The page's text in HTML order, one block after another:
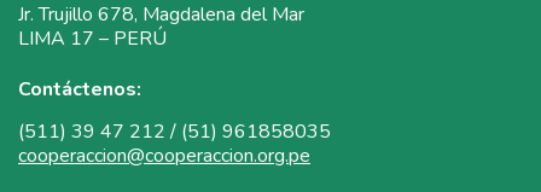
Jr. Trujillo 678, Magdalena del Mar
LIMA 17 – PERÚ
Contáctenos:
(511) 39 47 212 / (51) 961858035
cooperaccion@cooperaccion.org.pe